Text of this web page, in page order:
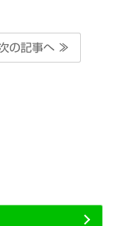
の記事へ ≫